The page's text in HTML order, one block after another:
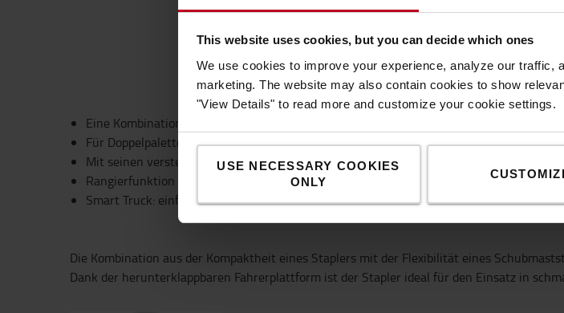
This website uses cookies, but you can decide which ones
We use cookies to improve your experience, analyze our traffic,
marketing. The website may also contain cookies to show
"View Details" to read more and customize your cookie settings.
USE NECESSARY COOKIES
ONLY
Eine Kombination aus der Kompaktheit eines Staplers mit der Flexibilität eines
Für Doppelpalettenhandling mit einziehbarem Mast
Mit seinen verstellbaren Gabeln kann der BT Staxio viele unterschiedliche
Rangierfunktion „Click-2-Creep“ für beengte Umgebungen
Smart Truck: einfach zu vernetzen, zu monitoren und zu optimieren
Die Kombination aus der Kompaktheit eines Staplers mit der Flexibilität eines
Dank der herunterklappbaren Fahrerplattform ist der Stapler ideal für den Einsatz in